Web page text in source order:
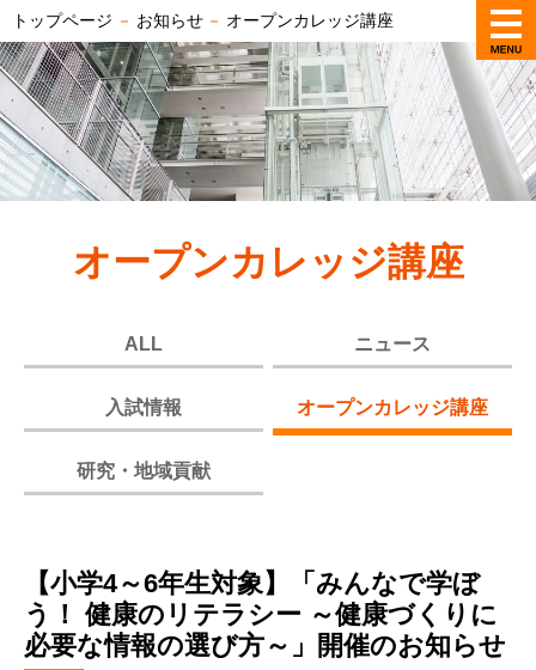
トップページ － お知らせ － オープンカレッジ講座
オープンカレッジ講座
ALL ニュース
入試情報 オープンカレッジ講座
研究・地域貢献
【小学4～6年生対象】「みんなで学ぼ
う！ 健康のリテラシー ～健康づくりに
必要な情報の選び方～」開催のお知らせ